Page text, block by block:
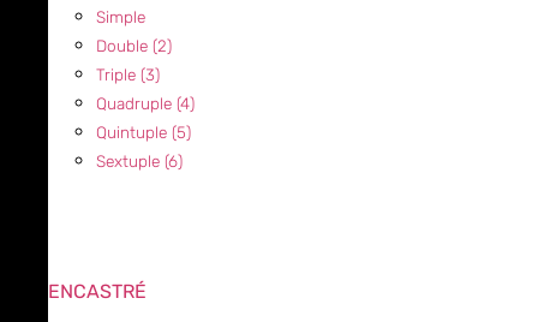
Simple
Double (2)
Triple (3)
Quadruple (4)
Quintuple (5)
Sextuple (6)
ENCASTRÉ